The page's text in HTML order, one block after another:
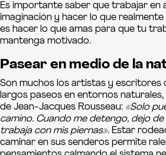
Es importante saber que trabajar en
imaginación y hacer lo que realmente
es hacer lo que amas para que tu
mantenga motivado.
Pasear en medio de la
Son muchos los artistas y escritores
largos paseos en entornos
de Jean-Jacques Rousseau: «Solo
camino. Cuando me detengo, dejo
trabaja con mis piernas». Estar
caminar en sus senderos permite